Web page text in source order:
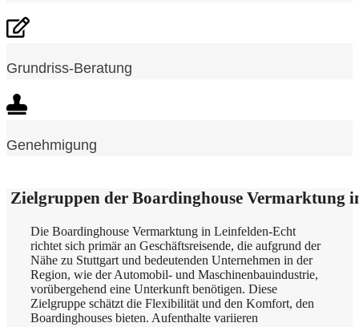
Grundriss-Beratung
Genehmigung
Zielgruppen der Boardinghouse Vermarktung
Die Boardinghouse Vermarktung in Leinfelden-Echt
richtet sich primär an Geschäftsreisende, die aufgrund der
Nähe zu Stuttgart und bedeutenden Unternehmen in der
Region, wie der Automobil- und Maschinenbauindustrie,
vorübergehend eine Unterkunft benötigen. Diese
Zielgruppe schätzt die Flexibilität und den Komfort, den
Boardinghouses bieten. Aufenthalte variieren